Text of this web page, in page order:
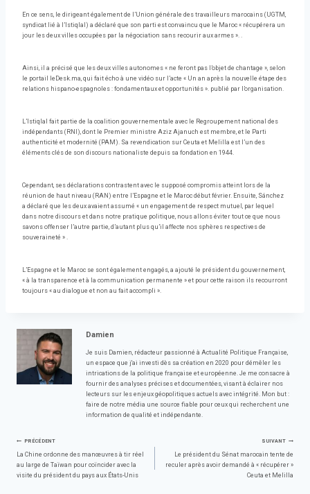
En ce sens, le dirigeant également de l’Union générale des travailleurs marocains (UGTM,
syndicat lié à l’Istiqlal) a déclaré que son parti est convaincu que le Maroc « récupérera un
jour les deux villes occupées par la négociation sans recourir aux armes ». .
Ainsi, il a précisé que les deux villes autonomes « ne feront pas l’objet de chantage », selon
le portail leDesk.ma, qui fait écho à une vidéo sur l’acte « Un an après la nouvelle étape des
relations hispano-espagnoles : fondamentaux et opportunités ». publié par l’organisation.
L’Istiqlal fait partie de la coalition gouvernementale avec le Regroupement national des
indépendants (RNI), dont le Premier ministre Aziz Ajanuch est membre, et le Parti
authenticité et modernité (PAM). Sa revendication sur Ceuta et Melilla est l’un des
éléments clés de son discours nationaliste depuis sa fondation en 1944.
Cependant, ses déclarations contrastent avec le supposé compromis atteint lors de la
réunion de haut niveau (RAN) entre l’Espagne et le Maroc début février. Ensuite, Sánchez
a déclaré que les deux avaient assumé « un engagement de respect mutuel, par lequel
dans notre discours et dans notre pratique politique, nous allons éviter tout ce que nous
savons offenser l’autre partie, d’autant plus qu’il affecte nos sphères respectives de
souveraineté » .
L’Espagne et le Maroc se sont également engagés, a ajouté le président du gouvernement,
« à la transparence et à la communication permanente » et pour cette raison ils recourront
toujours « au dialogue et non au fait accompli ».
Damien
Je suis Damien, rédacteur passionné à Actualité Politique Française,
un espace que j'ai investi dès sa création en 2020 pour démêler les
intrications de la politique française et européenne. Je me consacre à
fournir des analyses précises et documentées, visant à éclairer nos
lecteurs sur les enjeux géopolitiques actuels avec intégrité. Mon but :
faire de notre média une source fiable pour ceux qui recherchent une
information de qualité et indépendante.
Navigation
de
PRÉCÉDENT
La Chine ordonne des manœuvres à tir réel
au large de Taïwan pour coïncider avec la
visite du président du pays aux États-Unis
SUIVANT
Le président du Sénat marocain tente de
reculer après avoir demandé à « récupérer »
Ceuta et Melilla